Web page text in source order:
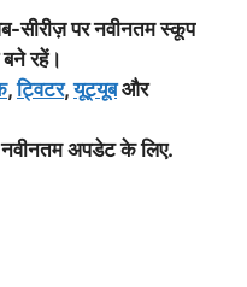
सीरीज़ पर नवीनतम स्कूप
रहें।
,ट्विटर,यूट्यूबऔर
अपडेट के लिए.